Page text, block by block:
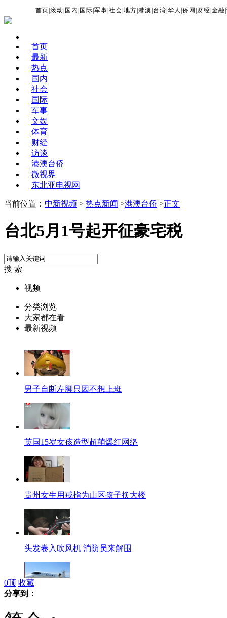
首页 |滚动 国内 国际 |军事 |社会 |地方 |港澳 台湾 |华人 |侨网 财经 |金融 |
首页
最新
热点
国内
社会
国际
军事
文娱
体育
财经
访谈
港澳台侨
微视界
东北亚电视网
当前位置： 中新视频 > 热点新闻 >港澳台侨 >正文
台北5月1号起开征豪宅税
搜 索
视频
分类浏览
大家都在看
最新视频
男子自断左脚只因不想上班
英国15岁女孩造型超萌爆红网络
贵州女生用戒指为山区孩子换大楼
头发卷入吹风机 消防员来解围
0顶 收藏
分享到：